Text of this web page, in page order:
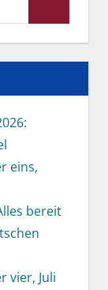
eins,
bereit
vier, Juli